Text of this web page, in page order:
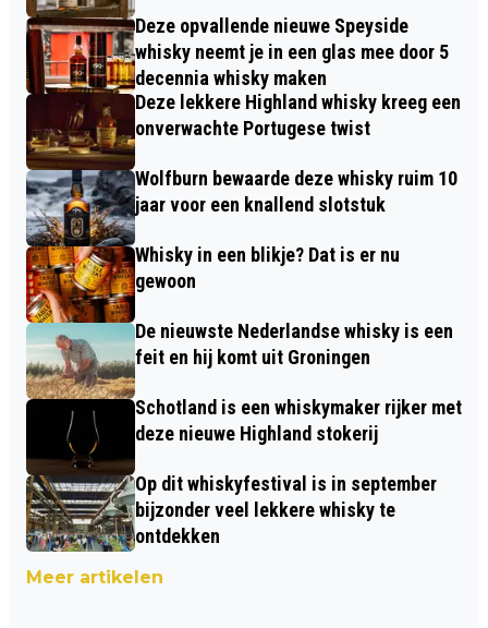
Deze opvallende nieuwe Speyside
whisky neemt je in een glas mee door 5
decennia whisky maken
Deze lekkere Highland whisky kreeg een
onverwachte Portugese twist
Wolfburn bewaarde deze whisky ruim 10
jaar voor een knallend slotstuk
Whisky in een blikje? Dat is er nu
gewoon
De nieuwste Nederlandse whisky is een
feit en hij komt uit Groningen
Schotland is een whiskymaker rijker met
deze nieuwe Highland stokerij
Op dit whiskyfestival is in september
bijzonder veel lekkere whisky te
ontdekken
Meer artikelen